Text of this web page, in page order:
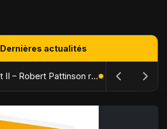
Dernières actualités
The Batman : Part II – Robert Pattinson replonge dans les ténèbres de Gotham dès octobre 2027